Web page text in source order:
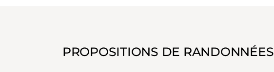
PROPOSITIONS DE RANDONNÉES